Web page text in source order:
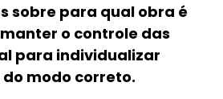
sobre para qual obra é
o controle das
para individualizar
modo correto.